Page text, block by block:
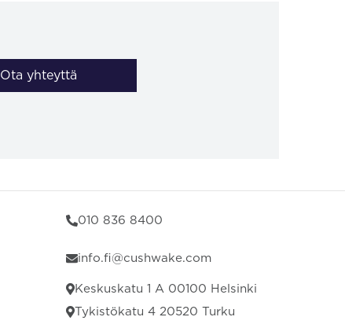
Ota yhteyttä
010 836 8400
info.fi@cushwake.com
Keskuskatu 1 A 00100 Helsinki
Tykistökatu 4 20520 Turku